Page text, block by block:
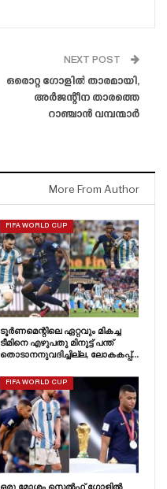
NEXT POST
ഒരൊറ്റ ഗോളിൽ താരമായി,
അർജന്റീന താരത്തെ
റാഞ്ചാൻ വമ്പന്മാർ
More From Author
FIFA WORLD CUP
ടൂർണമെന്റിലെ ഏറ്റവും മികച്ച
ടീമിനെ എഴുപതു മിനുട്ട് പന്ത്
തൊടാനനുവദിച്ചില്ല, ലോകകപ്പ്…
FIFA WORLD CUP
ഒരു മോശം സെൽഫ് ഗോളിൽ